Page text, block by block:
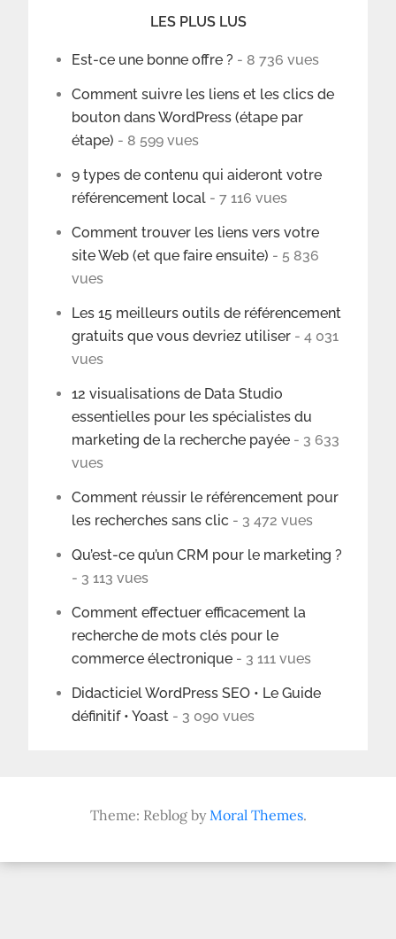
LES PLUS LUS
Est-ce une bonne offre ? - 8 736 vues
Comment suivre les liens et les clics de
bouton dans WordPress (étape par
étape) - 8 599 vues
9 types de contenu qui aideront votre
référencement local - 7 116 vues
Comment trouver les liens vers votre
site Web (et que faire ensuite) - 5 836
vues
Les 15 meilleurs outils de référencement
gratuits que vous devriez utiliser - 4 031
vues
12 visualisations de Data Studio
essentielles pour les spécialistes du
marketing de la recherche payée - 3 633
vues
Comment réussir le référencement pour
les recherches sans clic - 3 472 vues
Qu’est-ce qu’un CRM pour le marketing ?
- 3 113 vues
Comment effectuer efficacement la
recherche de mots clés pour le
commerce électronique - 3 111 vues
Didacticiel WordPress SEO • Le Guide
définitif • Yoast - 3 090 vues
Theme: Reblog byMoral Themes.